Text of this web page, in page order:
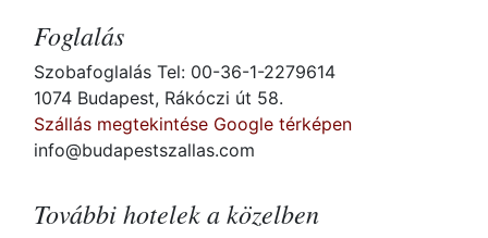
Foglalás
Szobafoglalás Tel: 00-36-1-2279614
1074 Budapest, Rákóczi út 58.
Szállás megtekintése Google térképen
info@budapestszallas.com
További hotelek a közelben